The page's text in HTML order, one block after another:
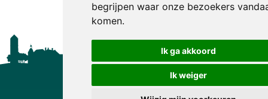
begrijpen waar onze bezoekers
komen.
Ik ga akkoord
Ik weiger